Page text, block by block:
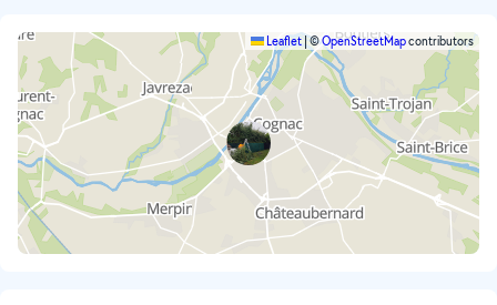
Leaflet ©OpenStreetMapcontributors